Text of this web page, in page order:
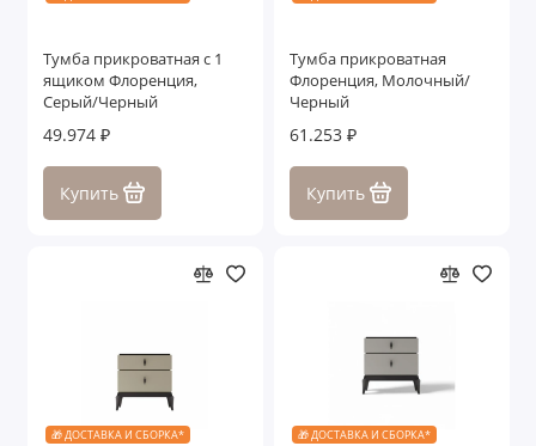
Тумба прикроватная с 1
ящиком Флоренция,
Серый/Черный
49.974 ₽
Купить
Тумба прикроватная
Флоренция, Молочный/
Черный
61.253 ₽
Купить
🎁 ДОСТАВКА И СБОРКА* 🎁 ДОСТАВКА И СБОРКА*